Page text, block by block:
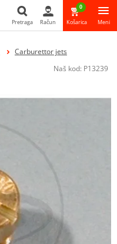
Pretraga
Pretraga Račun
0
Košarica Meni
Carburettor jets
Naš kod: P13239